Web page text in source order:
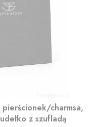
charmsa,
z szufladą